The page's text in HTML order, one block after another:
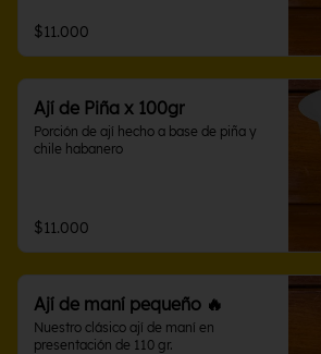
$11.000
Ají de Piña x 100gr
Porción de ají hecho a base de piña y
chile habanero
$11.000
Ají de maní pequeño 🔥
Nuestro clásico ají de maní en
presentación de 110 gr.